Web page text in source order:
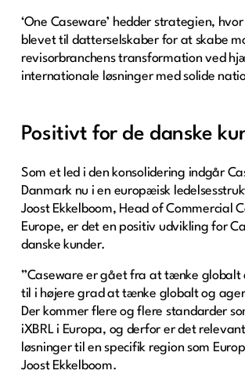
‘One Caseware’ hedder strategien,
blevet til datterselskaber for at skabe
revisorbranchens transformation ved
internationale løsninger med solide
Positivt for de danske
Som et led i den konsolidering indgår
Danmark nu i en europæisk
Joost Ekkelboom, Head of Commercial
Europe, er det en positiv udvikling for
danske kunder.
”Caseware er gået fra at tænke globalt
til i højere grad at tænke globalt og
Der kommer flere og flere standarder
iXBRL i Europa, og derfor er det
løsninger til en specifik region som
Joost Ekkelboom.